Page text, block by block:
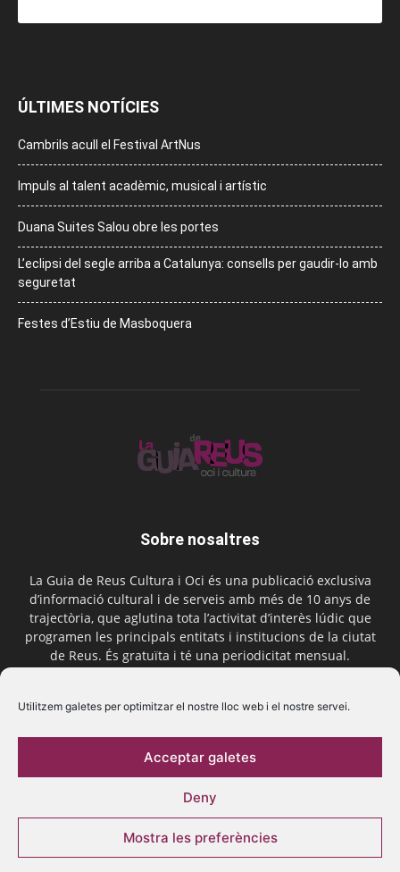
Utilitzem galetes per optimitzar el nostre lloc web i el nostre servei.
Acceptar galetes
Deny
Mostra les preferències
ÚLTIMES NOTÍCIES
Cambrils acull el Festival ArtNus
Impuls al talent acadèmic, musical i artístic
Duana Suites Salou obre les portes
L’eclipsi del segle arriba a Catalunya: consells per gaudir-lo amb
seguretat
Festes d’Estiu de Masboquera
Sobre nosaltres
La Guia de Reus Cultura i Oci és una publicació exclusiva
d’informació cultural i de serveis amb més de 10 anys de
trajectòria, que aglutina tota l’activitat d’interès lúdic que
programen les principals entitats i institucions de la ciutat
de Reus. És gratuïta i té una periodicitat mensual.
Segueix-nos